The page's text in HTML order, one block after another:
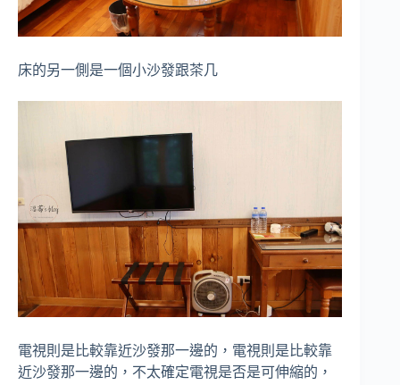
床的另一側是一個小沙發跟茶几
電視則是比較靠近沙發那一邊的，電視則是比較靠
近沙發那一邊的，不太確定電視是否是可伸縮的，